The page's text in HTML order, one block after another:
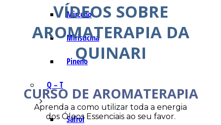
Mirceno
Miristicina
Pineno
Q – T
Safrol
VÍDEOS SOBRE
AROMATERAPIA DA
QUINARI
CURSO DE AROMATERAPIA
Aprenda a como utilizar toda a energia
dos Óleos Essenciais ao seu favor.